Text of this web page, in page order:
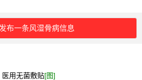
布一条风湿骨病信息
医用无菌敷贴[图]